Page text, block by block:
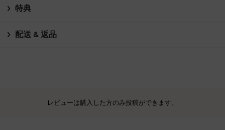
特典
配送 & 返品
レビューは購入した方のみ投稿ができます。